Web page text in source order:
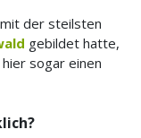
der steilsten
gebildet hatte,
sogar einen